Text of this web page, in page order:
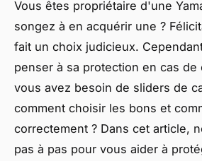
Vous êtes propriétaire d'une
songez à en acquérir une ?
fait un choix judicieux.
penser à sa protection en cas de
vous avez besoin de sliders de
comment choisir les bons et
correctement ? Dans cet article,
pas à pas pour vous aider à